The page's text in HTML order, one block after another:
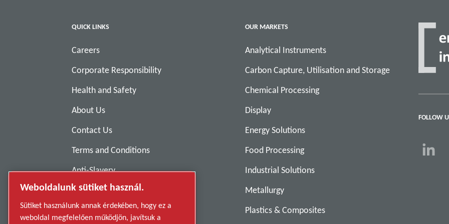
QUICK LINKS
Careers
Corporate Responsibility
Health and Safety
About Us
Contact Us
Terms and Conditions
Anti-Slavery
Privacy Policy
Report Misconduct
OUR MARKETS
Analytical Instruments
Carbon Capture, Utilisation and Storage
Chemical Processing
Display
Energy Solutions
Food Processing
Industrial Solutions
Metallurgy
Plastics & Composites
FOLLOW
Weboldalunk sütiket használ.
Sütiket használunk annak érdekében, hogy ez a
weboldal megfelelően működjön, javítsuk a